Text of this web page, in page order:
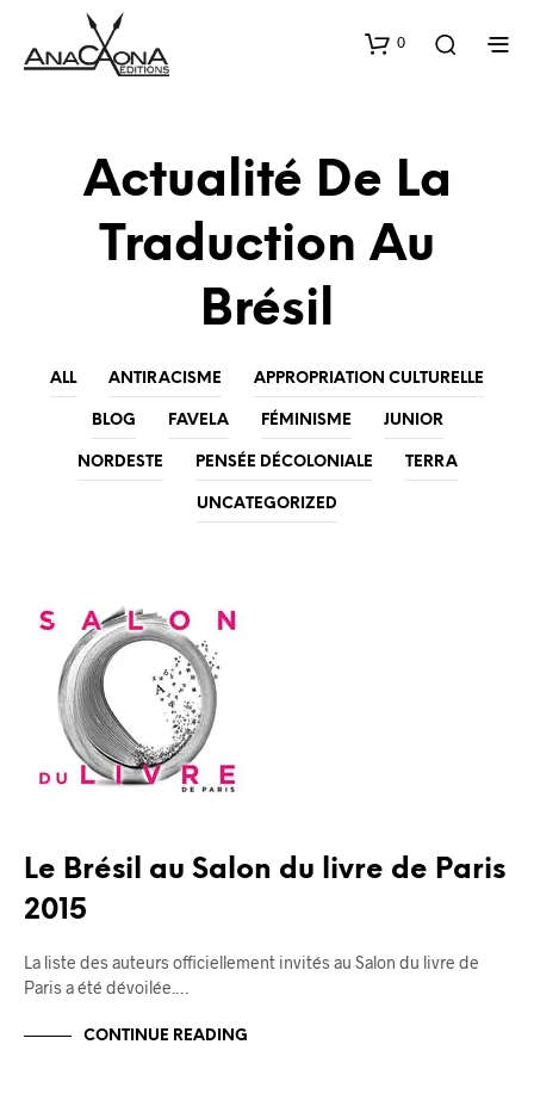
0
Actualité De La
Traduction Au
Brésil
ALL ANTIRACISME APPROPRIATION CULTURELLE
BLOG FAVELA FÉMINISME JUNIOR
NORDESTE PENSÉE DÉCOLONIALE TERRA
UNCATEGORIZED
BLOG
Le Brésil au Salon du livre de Paris
2015
La liste des auteurs officiellement invités au Salon du livre de
Paris a été dévoilée.…
CONTINUE READING